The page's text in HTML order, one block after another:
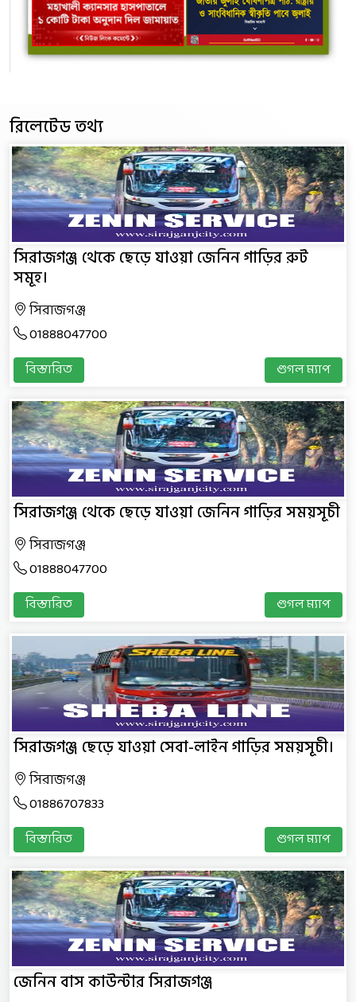
রিলেটেড তথ্য
সিরাজগঞ্জ থেকে ছেড়ে যাওয়া জেনিন গাড়ির রুট
সমূহ।
সিরাজগঞ্জ
01888047700
বিস্তারিত গুগল ম্যাপ
সিরাজগঞ্জ থেকে ছেড়ে যাওয়া জেনিন গাড়ির সময়সূচী
সিরাজগঞ্জ
01888047700
বিস্তারিত গুগল ম্যাপ
সিরাজগঞ্জ ছেড়ে যাওয়া সেবা-লাইন গাড়ির সময়সূচী।
সিরাজগঞ্জ
01886707833
বিস্তারিত গুগল ম্যাপ
জেনিন বাস কাউন্টার সিরাজগঞ্জ